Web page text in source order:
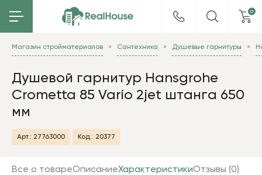
0
Магазин стройматериалов Сантехника Душевые гарнитуры
Душевой гарнитур Hansgrohe
Crometta 85 Vario 2jet штанга 650
мм
Арт.: 27763000 Код.: 20377
Все о товареОписаниеХарактеристикиОтзывы (0)